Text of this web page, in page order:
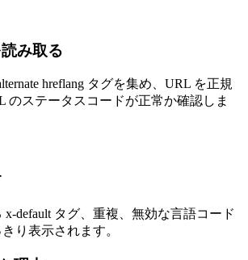
み取る
hreflang タグを集め、URL を正規
のステータスコードが正常か確認しま
x-default タグ、重複、無効な言語コード
り表示されます。